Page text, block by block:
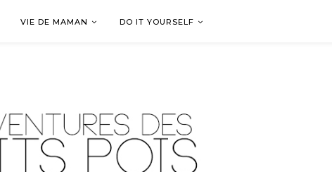
VIE DE MAMAN DO IT YOURSELF